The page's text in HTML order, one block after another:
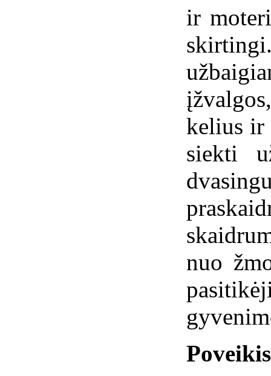
ir
kelius ir
siekti
nuo